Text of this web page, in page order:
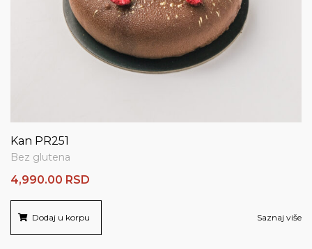
Kan PR251
Bez glutena
4,990.00 RSD
Dodaj u korpu Saznaj više